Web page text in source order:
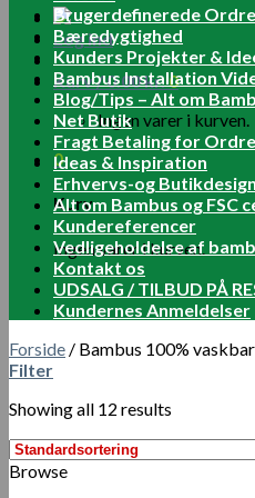
Log ind
Kurv /0.00kr.0
Ingen varer i kurven.
0
Kurv
Ingen varer i kurven.
Brugerdefinerede Ordre
Bæredygtighed
Kunders Projekter &
Bambus Installation
Blog/Tips – Alt om
Net Butik
Fragt Betaling for Ordre
Ideas & Inspiration
Erhvervs-og Butikdesign
Alt om Bambus og FSC
Kundereferencer
Vedligeholdelse af
Kontakt os
UDSALG / TILBUD PÅ
Kundernes Anmeldelser
Forside / Bambus 100%
Filter
Showing all 12 results
Browse